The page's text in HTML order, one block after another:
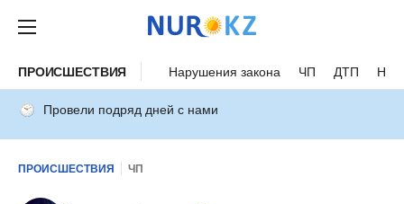
ПРОИСШЕСТВИЯ Нарушения закона ЧП ДТП
Провели подряд дней с нами
ПРОИСШЕСТВИЯ ЧП